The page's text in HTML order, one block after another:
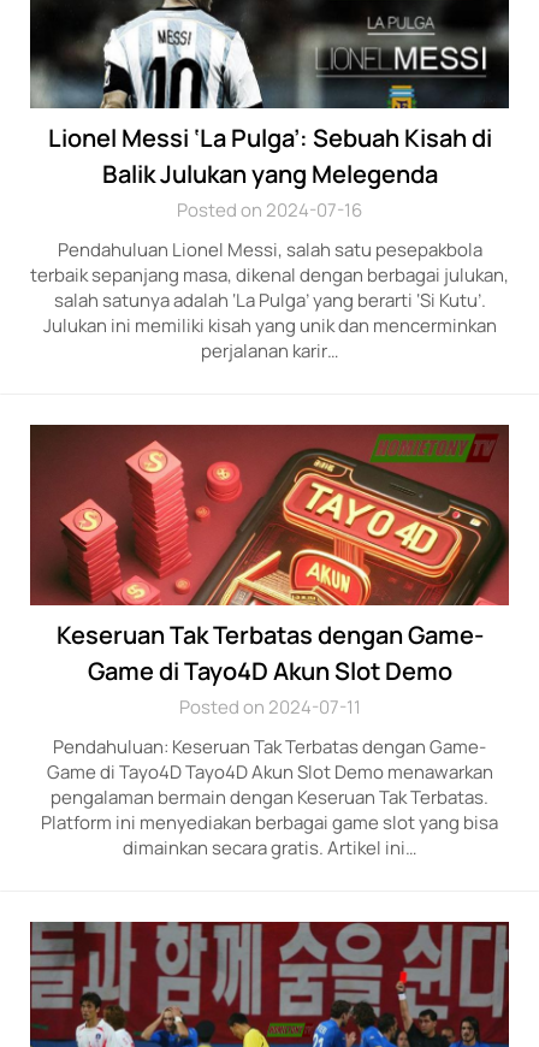
Lionel Messi ‘La Pulga’: Sebuah Kisah di
Balik Julukan yang Melegenda
Posted on 2024-07-16
Pendahuluan Lionel Messi, salah satu pesepakbola
terbaik sepanjang masa, dikenal dengan berbagai julukan,
salah satunya adalah ‘La Pulga’ yang berarti ‘Si Kutu’.
Julukan ini memiliki kisah yang unik dan mencerminkan
perjalanan karir…
Keseruan Tak Terbatas dengan Game-
Game di Tayo4D Akun Slot Demo
Posted on 2024-07-11
Pendahuluan: Keseruan Tak Terbatas dengan Game-
Game di Tayo4D Tayo4D Akun Slot Demo menawarkan
pengalaman bermain dengan Keseruan Tak Terbatas.
Platform ini menyediakan berbagai game slot yang bisa
dimainkan secara gratis. Artikel ini…